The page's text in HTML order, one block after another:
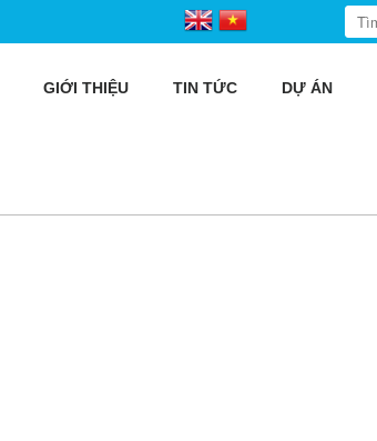
GIỚI THIỆU TIN TỨC DỰ ÁN